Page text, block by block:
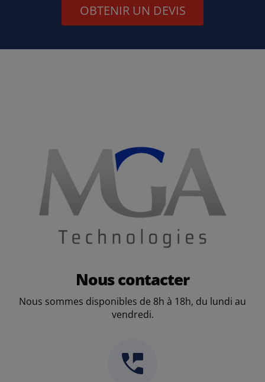
OBTENIR UN DEVIS
Nous contacter
Nous sommes disponibles de 8h à 18h, du lundi au
vendredi.